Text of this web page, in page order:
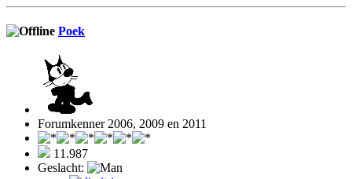
Poek
Forumkenner 2006, 2009 en 2011
11.987
Geslacht: